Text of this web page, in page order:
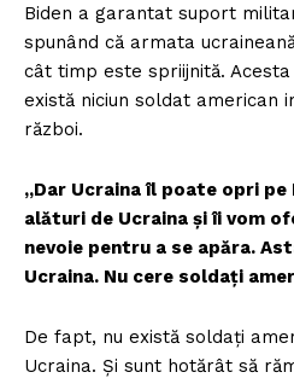
Biden a garantat suport
spunând că armata
cât timp este spriijnită.
există niciun soldat american
război.
„Dar Ucraina îl poate opri pe
alături de Ucraina și îi vom
nevoie pentru a se apăra.
Ucraina. Nu cere soldați
De fapt, nu există soldați
Ucraina. Și sunt hotărât să